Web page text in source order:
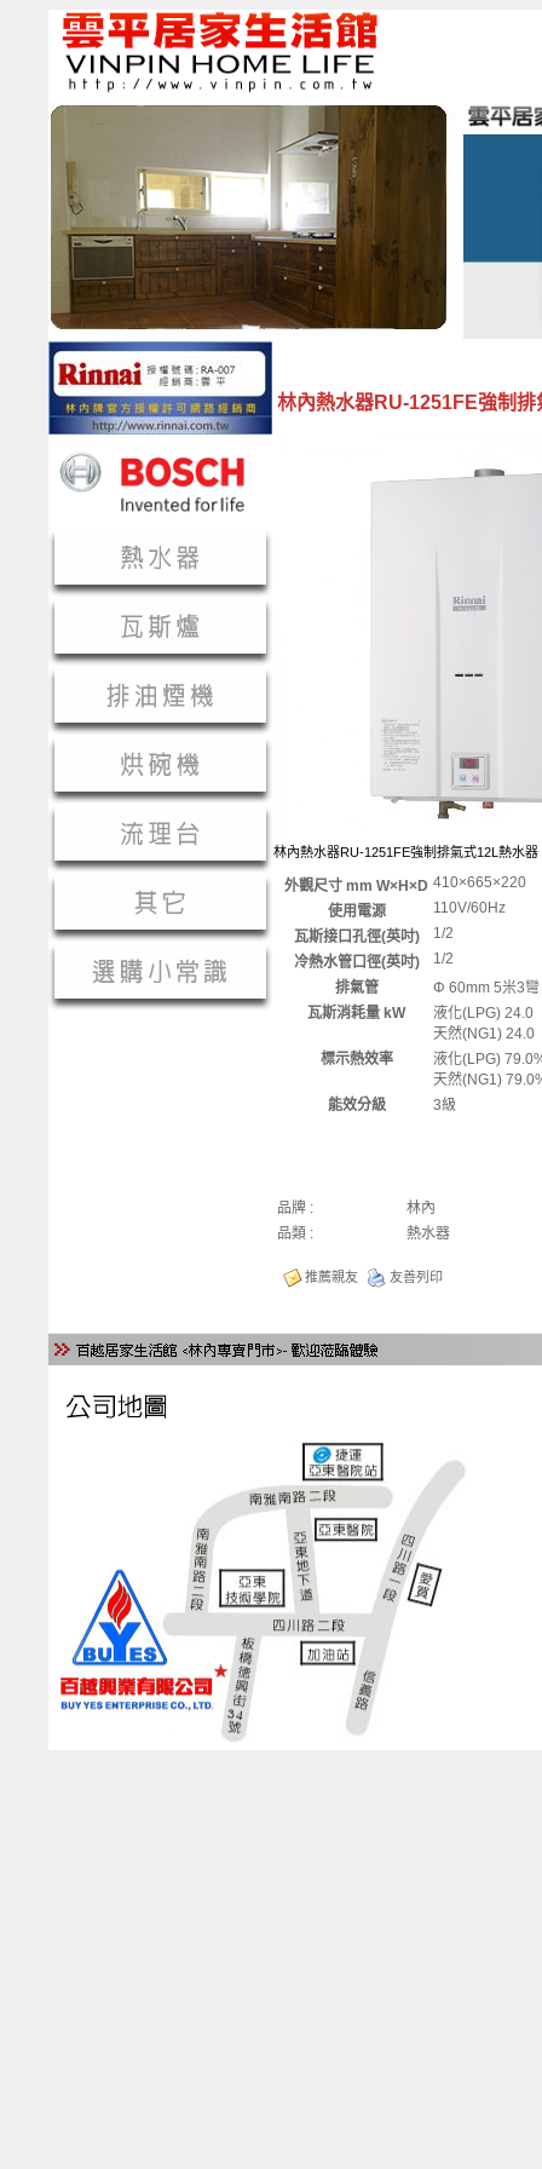
林內熱水器RU-1251FE強制
林內熱水器RU-1251FE強制排氣式12L熱水器
外觀尺寸 mm W×H×D 410×665×220
使用電源
110V/60Hz
瓦斯接口孔徑(英吋)
1/2
冷熱水管口徑(英吋)
1/2
排氣管
Φ 60mm 5米3彎
瓦斯消耗量 kW
液化(LPG) 24.0
天然(NG1) 24.0
標示熱效率
液化(LPG)
天然(NG1)
能效分級
3級
品牌 :
林內
品類 :
熱水器
推薦親友 友善列印